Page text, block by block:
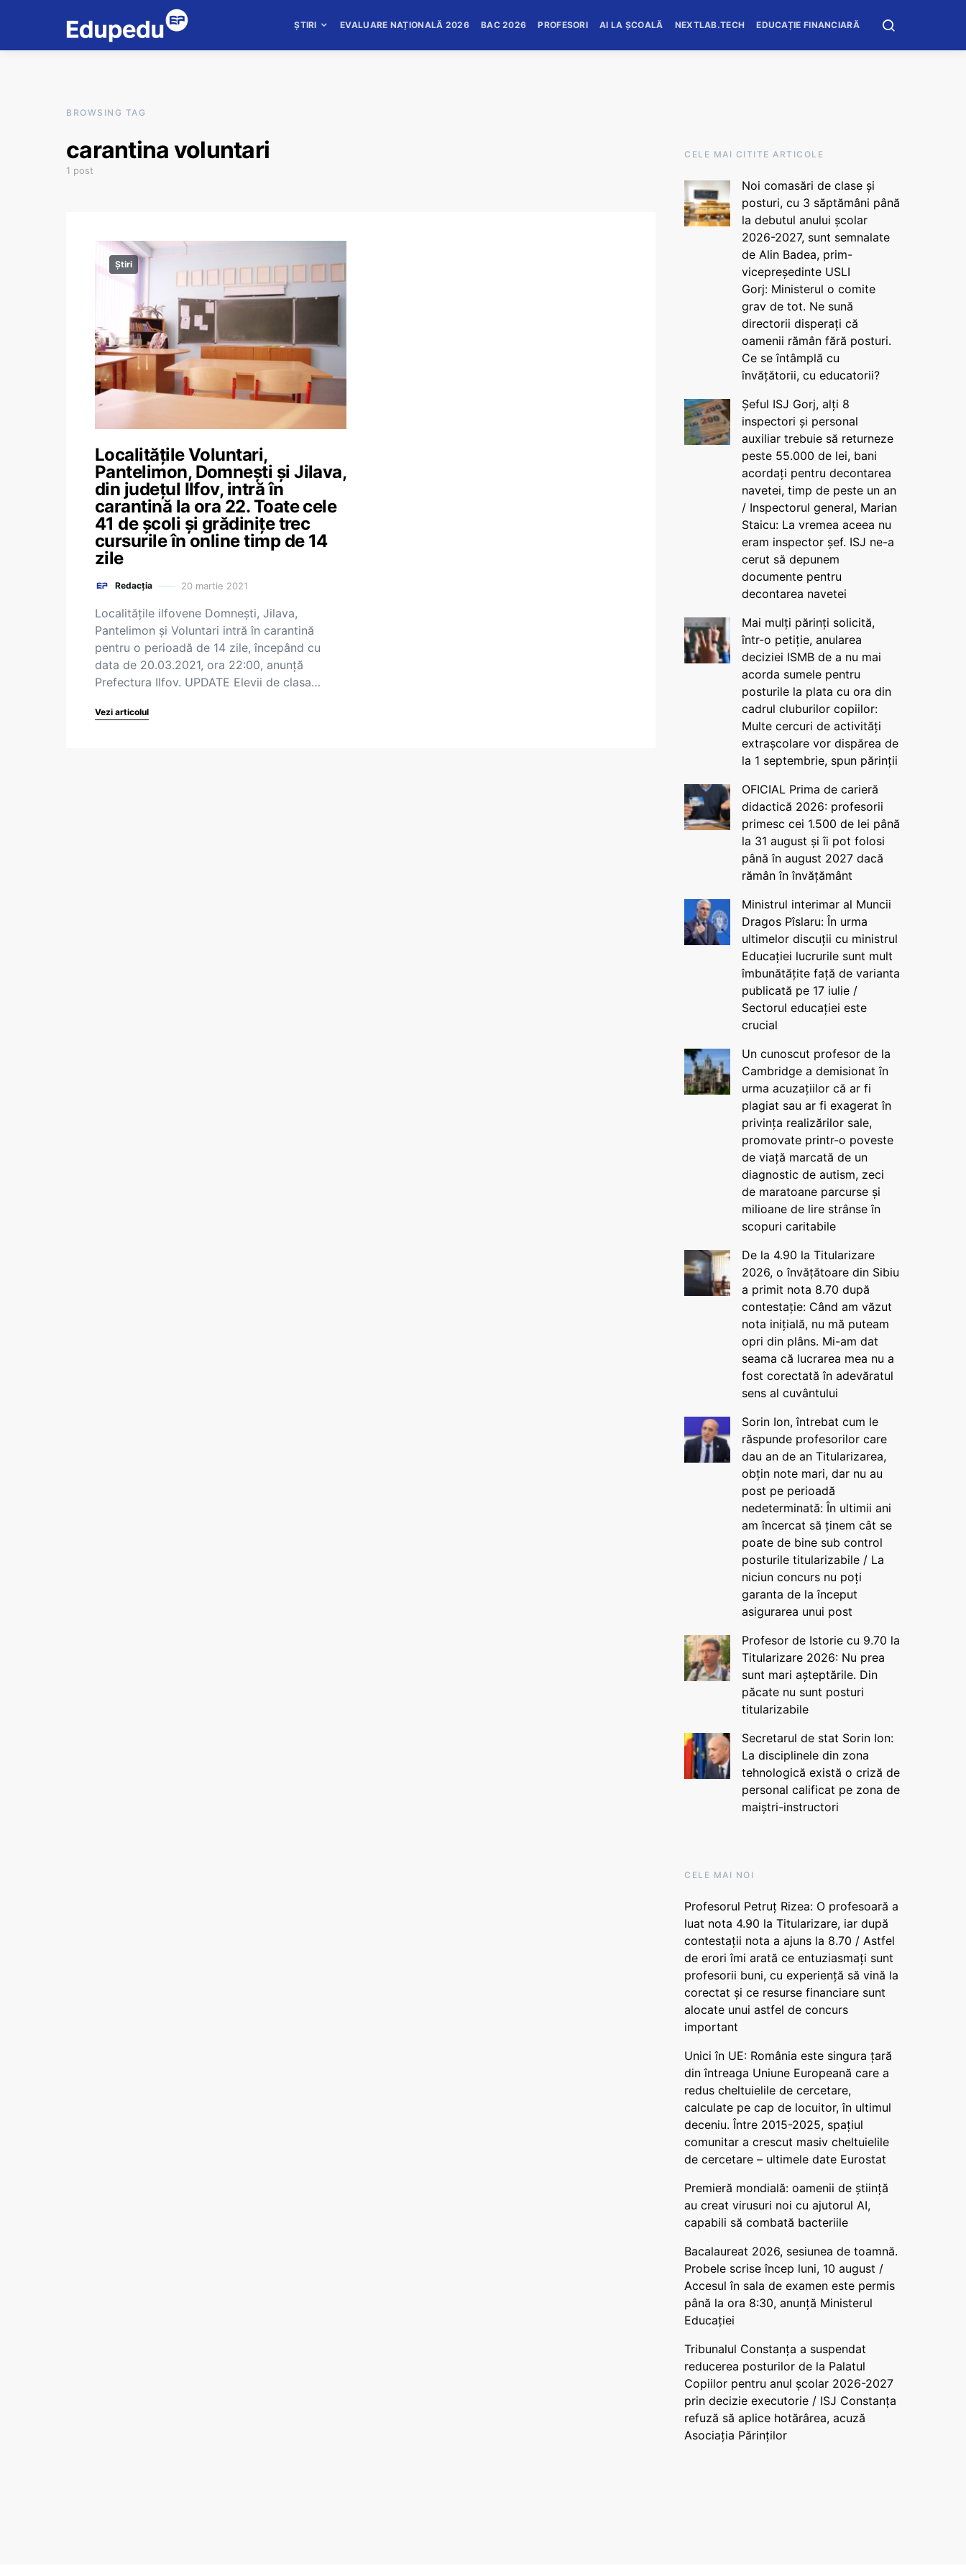
ȘTIRI EVALUARE NAȚIONALĂ 2026 BAC 2026 PROFESORI AI LA ȘCOALĂ NEXTLAB.TECH EDUCAȚIE FINANCIARĂ
BROWSING TAG
carantina voluntari
1 post
Știri
Localitățile Voluntari,
Pantelimon, Domnești și Jilava,
din județul Ilfov, intră în
carantină la ora 22. Toate cele
41 de școli și grădinițe trec
cursurile în online timp de 14
zile
Redacția 20 martie 2021
Localitățile ilfovene Domnești, Jilava,
Pantelimon și Voluntari intră în carantină
pentru o perioadă de 14 zile, începând cu
data de 20.03.2021, ora 22:00, anunță
Prefectura Ilfov. UPDATE Elevii de clasa…
Vezi articolul
CELE MAI CITITE ARTICOLE
Noi comasări de clase și
posturi, cu 3 săptămâni până
la debutul anului școlar
2026-2027, sunt semnalate
de Alin Badea, prim-
vicepreședinte USLI
Gorj: Ministerul o comite
grav de tot. Ne sună
directorii disperați că
oamenii rămân fără posturi.
Ce se întâmplă cu
învățătorii, cu educatorii?
Șeful ISJ Gorj, alți 8
inspectori și personal
auxiliar trebuie să returneze
peste 55.000 de lei, bani
acordați pentru decontarea
navetei, timp de peste un an
/ Inspectorul general, Marian
Staicu: La vremea aceea nu
eram inspector șef. ISJ ne-a
cerut să depunem
documente pentru
decontarea navetei
Mai mulți părinți solicită,
într-o petiție, anularea
deciziei ISMB de a nu mai
acorda sumele pentru
posturile la plata cu ora din
cadrul cluburilor copiilor:
Multe cercuri de activități
extrașcolare vor dispărea de
la 1 septembrie, spun părinții
OFICIAL Prima de carieră
didactică 2026: profesorii
primesc cei 1.500 de lei până
la 31 august și îi pot folosi
până în august 2027 dacă
rămân în învățământ
Ministrul interimar al Muncii
Dragos Pîslaru: În urma
ultimelor discuții cu ministrul
Educației lucrurile sunt mult
îmbunătățite față de varianta
publicată pe 17 iulie /
Sectorul educației este
crucial
Un cunoscut profesor de la
Cambridge a demisionat în
urma acuzațiilor că ar fi
plagiat sau ar fi exagerat în
privința realizărilor sale,
promovate printr-o poveste
de viață marcată de un
diagnostic de autism, zeci
de maratoane parcurse și
milioane de lire strânse în
scopuri caritabile
De la 4.90 la Titularizare
2026, o învățătoare din Sibiu
a primit nota 8.70 după
contestație: Când am văzut
nota inițială, nu mă puteam
opri din plâns. Mi-am dat
seama că lucrarea mea nu a
fost corectată în adevăratul
sens al cuvântului
Sorin Ion, întrebat cum le
răspunde profesorilor care
dau an de an Titularizarea,
obțin note mari, dar nu au
post pe perioadă
nedeterminată: În ultimii ani
am încercat să ținem cât se
poate de bine sub control
posturile titularizabile / La
niciun concurs nu poți
garanta de la început
asigurarea unui post
Profesor de Istorie cu 9.70 la
Titularizare 2026: Nu prea
sunt mari așteptările. Din
păcate nu sunt posturi
titularizabile
Secretarul de stat Sorin Ion:
La disciplinele din zona
tehnologică există o criză de
personal calificat pe zona de
maiștri-instructori
CELE MAI NOI
Profesorul Petruț Rizea: O profesoară a
luat nota 4.90 la Titularizare, iar după
contestații nota a ajuns la 8.70 / Astfel
de erori îmi arată ce entuziasmați sunt
profesorii buni, cu experiență să vină la
corectat și ce resurse financiare sunt
alocate unui astfel de concurs
important
Unici în UE: România este singura țară
din întreaga Uniune Europeană care a
redus cheltuielile de cercetare,
calculate pe cap de locuitor, în ultimul
deceniu. Între 2015-2025, spațiul
comunitar a crescut masiv cheltuielile
de cercetare – ultimele date Eurostat
Premieră mondială: oamenii de știință
au creat virusuri noi cu ajutorul AI,
capabili să combată bacteriile
Bacalaureat 2026, sesiunea de toamnă.
Probele scrise încep luni, 10 august /
Accesul în sala de examen este permis
până la ora 8:30, anunță Ministerul
Educației
Tribunalul Constanța a suspendat
reducerea posturilor de la Palatul
Copiilor pentru anul școlar 2026-2027
prin decizie executorie / ISJ Constanța
refuză să aplice hotărârea, acuză
Asociația Părinților